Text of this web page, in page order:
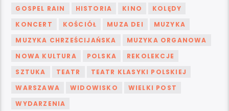
GOSPEL RAIN
HISTORIA KINO
KOLĘDY
KONCERT
KOŚCIÓŁ MUZA DEI
MUZYKA
MUZYKA CHRZEŚCIJAŃSKA
MUZYKA ORGANOWA
NOWA KULTURA
POLSKA
REKOLEKCJE
SZTUKA
TEATR
TEATR KLASYKI POLSKIEJ
WARSZAWA
WIDOWISKO
WIELKI POST
WYDARZENIA